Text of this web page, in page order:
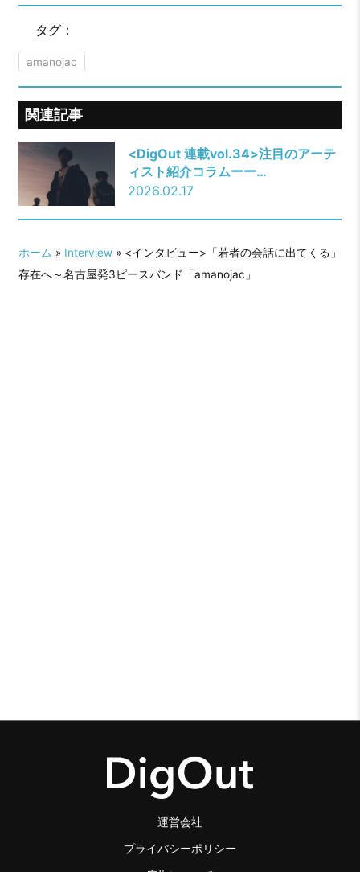
タグ：
amanojac
関連記事
<DigOut 連載vol.34>注目のアーテ
ィスト紹介コラムーー
「amanojac」
2026.02.17
ホーム » Interview» <インタビュー>「若者の会話に出てくる」
存在へ～名古屋発3ピースバンド「amanojac」
運営会社
プライバシーポリシー